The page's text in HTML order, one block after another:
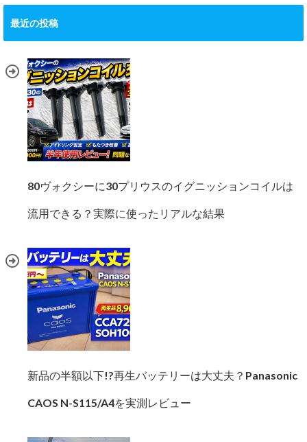
最近の投稿
80ヴォクシーに30プリウスのイグニッションコイルは
流用できる？実際に使ったリアルな結果
新品の半額以下!?再生バッテリーは大丈夫？Panasonic
CAOS N-S115/A4を実測レビュー